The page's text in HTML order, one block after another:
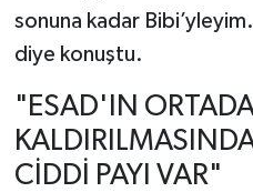
sonuna kadar
diye konuştu.
"ESAD'IN
CİDDİ PAYI VAR"